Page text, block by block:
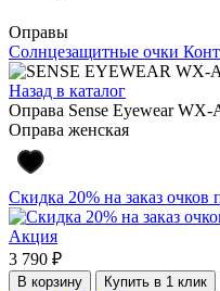
Оправы
Солнцезащитные очки
Назад в каталог
Оправа Sense Eyewear WX-
Оправа женская
Скидка 20% на заказ очков
Акция
3 790 ₽
В корзину Купить в 1 клик